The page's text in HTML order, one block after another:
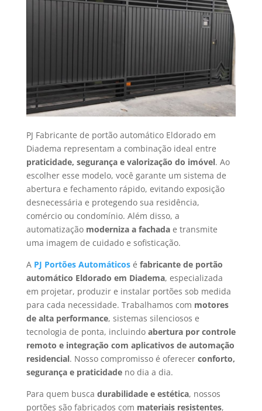
PJ Fabricante de portão automático Eldorado em
Diadema representam a combinação ideal entre
praticidade, segurança e valorização do imóvel. Ao
escolher esse modelo, você garante um sistema de
abertura e fechamento rápido, evitando exposição
desnecessária e protegendo sua residência,
comércio ou condomínio. Além disso, a
automatização moderniza a fachadae transmite
uma imagem de cuidado e sofisticação.
A PJ Portões Automáticosé fabricante de portão
automático Eldorado em Diadema, especializada
em projetar, produzir e instalar portões sob medida
para cada necessidade. Trabalhamos com motores
de alta performance, sistemas silenciosos e
tecnologia de ponta, incluindo abertura por controle
remoto e integração com aplicativos de automação
residencial. Nosso compromisso é oferecer conforto,
segurança e praticidadeno dia a dia.
Para quem busca durabilidade e estética, nossos
portões são fabricados com materiais resistentes,